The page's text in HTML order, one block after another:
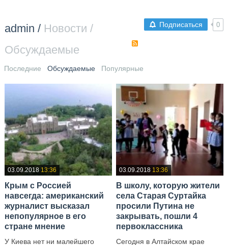
Подписаться 0
admin / Новости /
Обсуждаемые
Последние Обсуждаемые Популярные
03.09.2018 13:36
Крым с Россией
навсегда: американский
журналист высказал
непопулярное в его
стране мнение
У Киева нет ни малейшего
03.09.2018 13:36
В школу, которую жители
села Старая Суртайка
просили Путина не
закрывать, пошли 4
первоклассника
Сегодня в Алтайском крае